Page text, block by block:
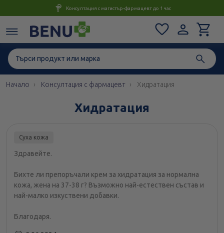
Консултация с магистър-фармацевт до 1 час
Начало Консултация с фармацевт Хидратация
Хидратация
Суха кожа
Здравейте.
Бихте ли препоръчали крем за хидратация за нормална
кожа, жена на 37-38 г? Възможно най-естествен състав и
най-малко изкуствени добавки.
Благодаря.